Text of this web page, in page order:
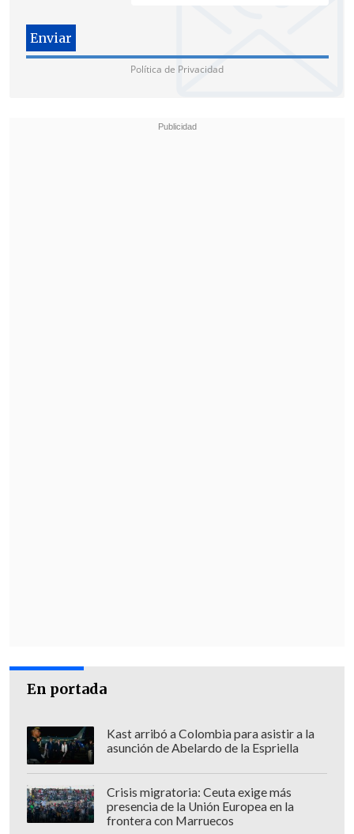
Política de Privacidad
En portada
Kast arribó a Colombia para asistir a la
asunción de Abelardo de la Espriella
Crisis migratoria: Ceuta exige más
presencia de la Unión Europea en la
frontera con Marruecos